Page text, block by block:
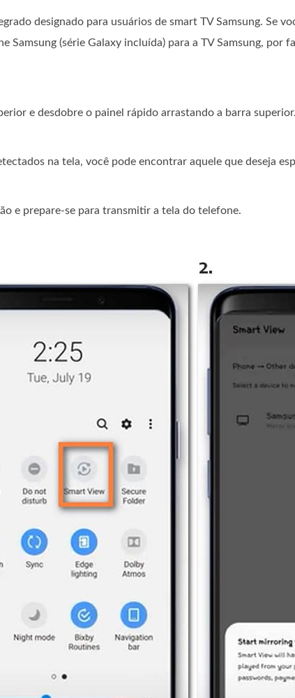
designado para usuários de smart TV Samsung. Se
Samsung (série Galaxy incluída) para a TV Samsung, por
e desdobre o painel rápido arrastando a barra
na tela, você pode encontrar aquele que deseja
e prepare-se para transmitir a tela do telefone.